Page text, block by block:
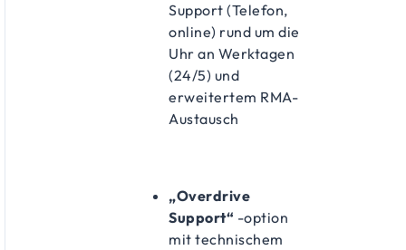
Support (Telefon,
online) rund um die
Uhr an Werktagen
(24/5) und
erweitertem RMA-
Austausch
„Overdrive
Support“ -option
mit technischem